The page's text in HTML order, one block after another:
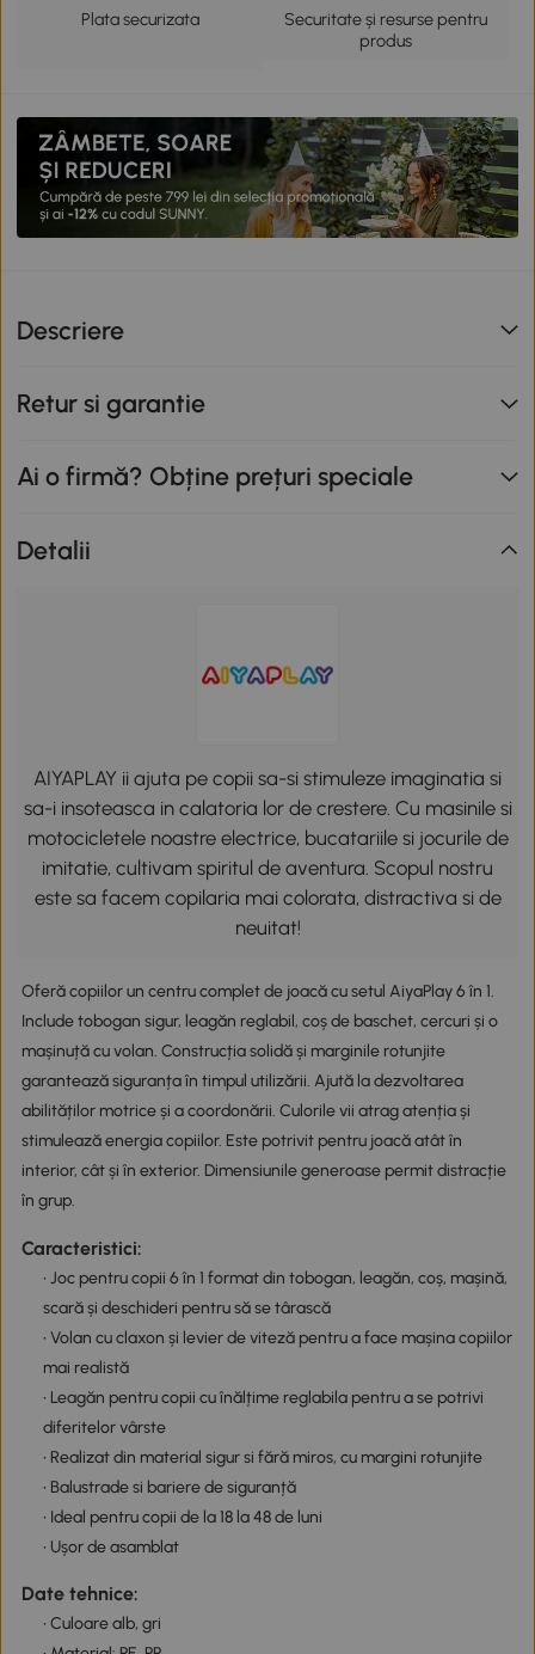
Plata securizata
Securitate și resurse pentru
produs
Descriere
Retur si garantie
Ai o firmă? Obține prețuri speciale
Detalii
AIYAPLAY ii ajuta pe copii sa-si stimuleze imaginatia si
sa-i insoteasca in calatoria lor de crestere. Cu masinile si
motocicletele noastre electrice, bucatariile si jocurile de
imitatie, cultivam spiritul de aventura. Scopul nostru
este sa facem copilaria mai colorata, distractiva si de
neuitat!
Oferă copiilor un centru complet de joacă cu setul AiyaPlay 6 în 1.
Include tobogan sigur, leagăn reglabil, coș de baschet, cercuri și o
mașinuță cu volan. Construcția solidă și marginile rotunjite
garantează siguranța în timpul utilizării. Ajută la dezvoltarea
abilităților motrice și a coordonării. Culorile vii atrag atenția și
stimulează energia copiilor. Este potrivit pentru joacă atât în
interior, cât și în exterior. Dimensiunile generoase permit distracție
în grup.
Caracteristici:
• Joc pentru copii 6 în 1 format din tobogan, leagăn, coș, mașină,
scară și deschideri pentru să se târască
• Volan cu claxon și levier de viteză pentru a face mașina copiilor
mai realistă
• Leagăn pentru copii cu înălțime reglabila pentru a se potrivi
diferitelor vârste
• Realizat din material sigur si fără miros, cu margini rotunjite
• Balustrade si bariere de siguranță
• Ideal pentru copii de la 18 la 48 de luni
• Ușor de asamblat
Date tehnice:
• Culoare alb, gri